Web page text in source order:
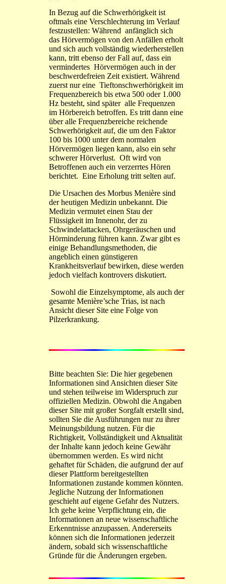
In Bezug auf die Schwerhörigkeit ist
oftmals eine Verschlechterung im Verlauf
festzustellen: Während anfänglich sich
das Hörvermögen von den Anfällen erholt
und sich auch vollständig wiederherstellen
kann, tritt ebenso der Fall auf, dass ein
vermindertes Hörvermögen auch in der
beschwerdefreien Zeit existiert. Während
zuerst nur eine Tieftonschwerhörigkeit im
Frequenzbereich bis etwa 500 oder 1.000
Hz besteht, sind später alle Frequenzen
im Hörbereich betroffen. Es tritt dann eine
über alle Frequenzbereiche reichende
Schwerhörigkeit auf, die um den Faktor
100 bis 1000 unter dem normalen
Hörvermögen liegen kann, also ein sehr
schwerer Hörverlust. Oft wird von
Betroffenen auch ein verzerrtes Hören
berichtet. Eine Erholung tritt selten auf.
Die Ursachen des Morbus Menière sind
der heutigen Medizin unbekannt. Die
Medizin vermutet einen Stau der
Flüssigkeit im Innenohr, der zu
Schwindelattacken, Ohrgeräuschen und
Hörminderung führen kann. Zwar gibt es
einige Behandlungsmethoden, die
angeblich einen günstigeren
Krankheitsverlauf bewirken, diese werden
jedoch vielfach kontrovers diskutiert.
Sowohl die Einzelsymptome, als auch der
gesamte Menière’sche Trias, ist nach
Ansicht dieser Site eine Folge von
Pilzerkrankung.
Bitte beachten Sie: Die hier gegebenen
Informationen sind Ansichten dieser Site
und stehen teilweise im Widerspruch zur
offiziellen Medizin. Obwohl die Angaben
dieser Site mit großer Sorgfalt erstellt sind,
sollten Sie die Ausführungen nur zu ihrer
Meinungsbildung nutzen. Für die
Richtigkeit, Vollständigkeit und Aktualität
der Inhalte kann jedoch keine Gewähr
übernommen werden. Es wird nicht
gehaftet für Schäden, die aufgrund der auf
dieser Plattform bereitgestellten
Informationen zustande kommen könnten.
Jegliche Nutzung der Informationen
geschieht auf eigene Gefahr des Nutzers.
Ich gehe keine Verpflichtung ein, die
Informationen an neue wissenschaftliche
Erkenntnisse anzupassen. Andererseits
können sich die Informationen jederzeit
ändern, sobald sich wissenschaftliche
Gründe für die Änderungen ergeben.